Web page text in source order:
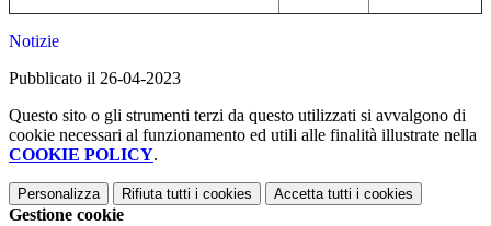
Notizie
Pubblicato il 26-04-2023
Questo sito o gli strumenti terzi da questo utilizzati si avvalgono di
cookie necessari al funzionamento ed utili alle finalità illustrate nella
COOKIE POLICY.
Personalizza Rifiuta tutti i cookies Accetta tutti i cookies
Gestione cookie